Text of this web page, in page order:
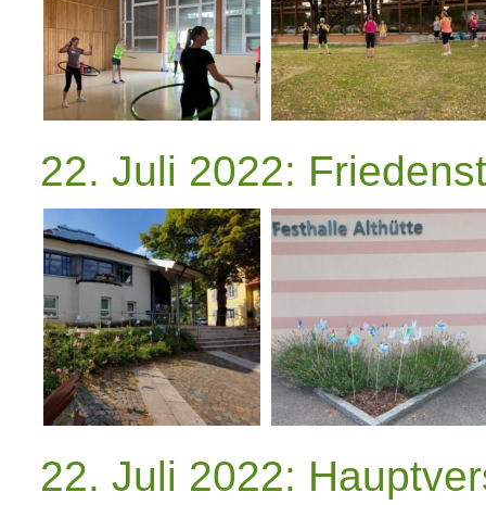
22. Juli 2022:
22. Juli 2022: